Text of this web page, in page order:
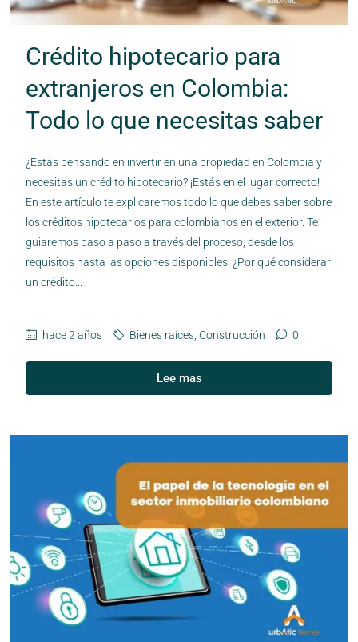
Crédito hipotecario para
extranjeros en Colombia:
Todo lo que necesitas saber
¿Estás pensando en invertir en una propiedad en Colombia y
necesitas un crédito hipotecario? ¡Estás en el lugar correcto!
En este artículo te explicaremos todo lo que debes saber sobre
los créditos hipotecarios para colombianos en el exterior. Te
guiaremos paso a paso a través del proceso, desde los
requisitos hasta las opciones disponibles. ¿Por qué considerar
un crédito...
hace 2 años Bienes raíces Construcción 0
Lee mas